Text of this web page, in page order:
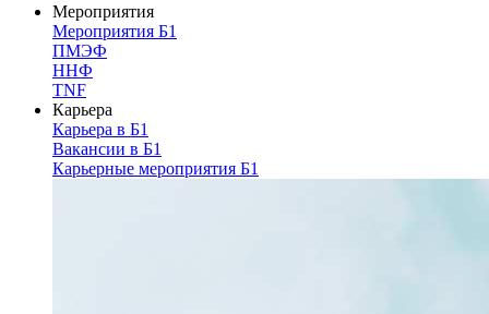
Мероприятия
Мероприятия Б1
ПМЭФ
ННФ
TNF
Карьера
Карьера в Б1
Вакансии в Б1
Карьерные мероприятия Б1